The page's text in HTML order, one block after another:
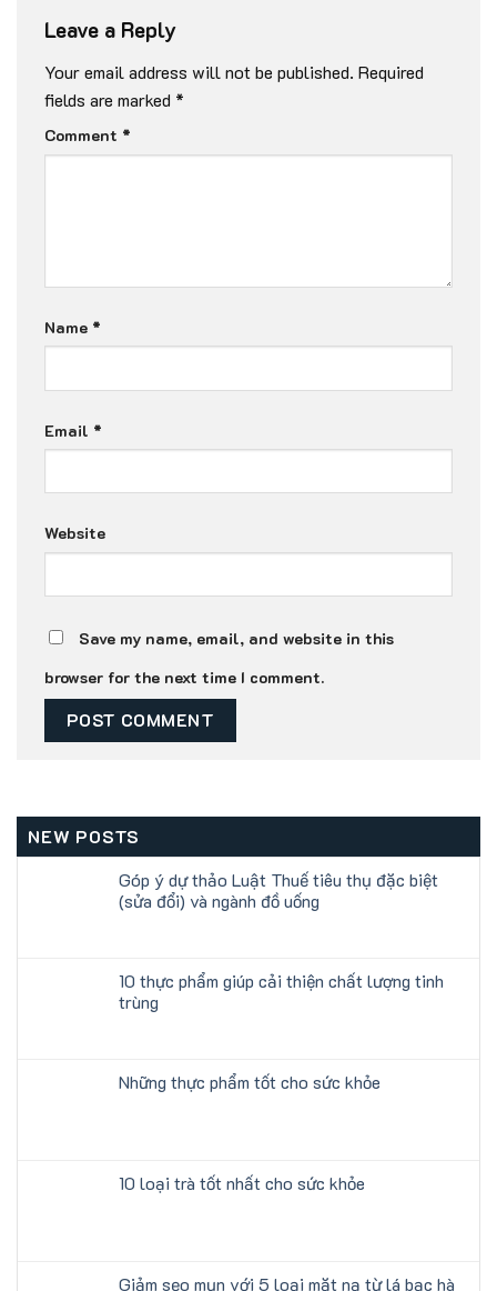
Leave a Reply
Your email address will not be published. Required
fields are marked *
Comment *
Name *
Email *
Website
Save my name, email, and website in this
browser for the next time I comment.
NEW POSTS
Góp ý dự thảo Luật Thuế tiêu thụ đặc biệt
(sửa đổi) và ngành đồ uống
10 thực phẩm giúp cải thiện chất lượng tinh
trùng
Những thực phẩm tốt cho sức khỏe
10 loại trà tốt nhất cho sức khỏe
Giảm sẹo mụn với 5 loại mặt nạ từ lá bạc hà